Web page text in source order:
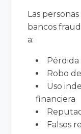
Las
bancos
a:
Robo
Uso
financiera
Falsos